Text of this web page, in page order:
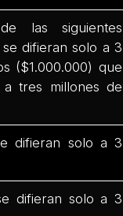
las siguientes
difieran solo a 3
($1.000.000) que
a tres millones de
difieran solo a 3
difieran solo a 3